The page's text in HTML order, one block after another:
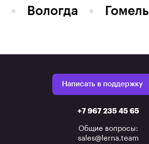
Вологда Гомель
Написать в поддержку
+7 967 235 45 65
Общие вопросы:
sales@lerna.team